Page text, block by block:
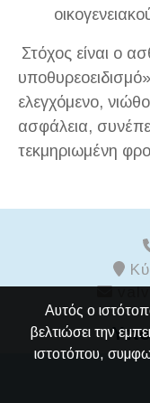
Στόχος είναι ο
ελεγχόμενο,
ασφάλεια,
τεκμηριωμένη
Αυτός ο
βελτιώσει την
ιστοτόπου,